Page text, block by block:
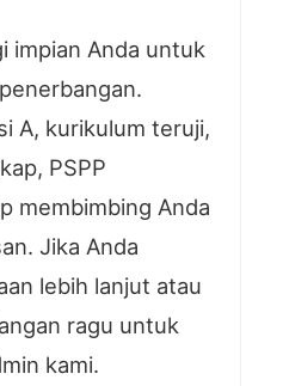
impian Anda untuk
A, kurikulum teruji,
PSPP
membimbing Anda
Jika Anda
lebih lanjut atau
ragu untuk
kami.